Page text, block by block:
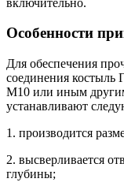
Особенности
Для обеспечения
соединения костыль
М10 или иным
устанавливают
1. производится
2. высверливается
глубины;